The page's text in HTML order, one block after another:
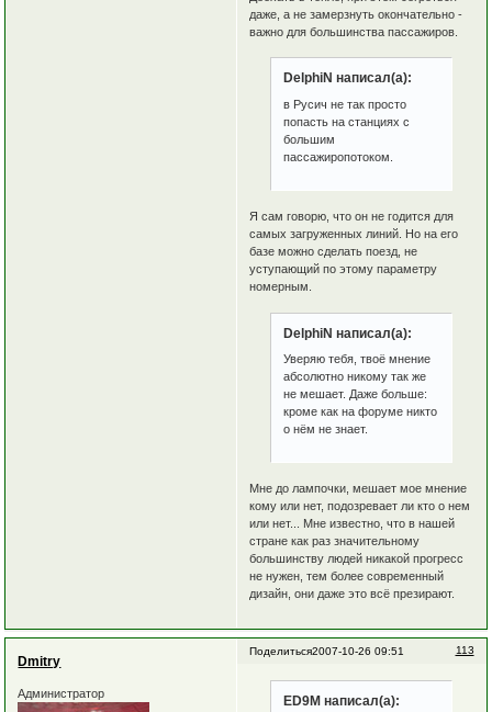
даже, а не замерзнуть окончательно -
важно для большинства пассажиров.
DelphiN написал(а):
в Русич не так просто
попасть на станциях с
большим
пассажиропотоком.
Я сам говорю, что он не годится для
самых загруженных линий. Но на его
базе можно сделать поезд, не
уступающий по этому параметру
номерным.
DelphiN написал(а):
Уверяю тебя, твоё мнение
абсолютно никому так же
не мешает. Даже больше:
кроме как на форуме никто
о нём не знает.
Мне до лампочки, мешает мое мнение
кому или нет, подозревает ли кто о нем
или нет... Мне известно, что в нашей
стране как раз значительному
большинству людей никакой прогресс
не нужен, тем более современный
дизайн, они даже это всё презирают.
Поделиться 113
2007-10-26 09:51
Dmitry
Администратор ED9M написал(а):